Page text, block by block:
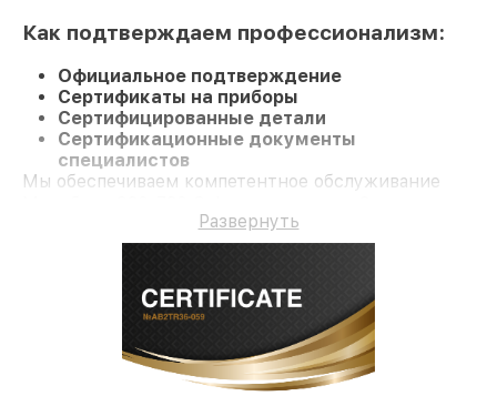
Как подтверждаем профессионализм:
Официальное подтверждение
Сертификаты на приборы
Сертифицированные детали
Сертификационные документы
специалистов
Мы обеспечиваем компетентное обслуживание
Развернуть